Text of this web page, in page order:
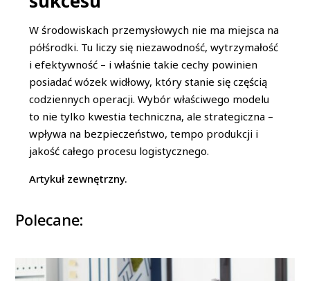
W środowiskach przemysłowych nie ma miejsca na
półśrodki. Tu liczy się niezawodność, wytrzymałość
i efektywność – i właśnie takie cechy powinien
posiadać wózek widłowy, który stanie się częścią
codziennych operacji. Wybór właściwego modelu
to nie tylko kwestia techniczna, ale strategiczna –
wpływa na bezpieczeństwo, tempo produkcji i
jakość całego procesu logistycznego.
Artykuł zewnętrzny.
Polecane: